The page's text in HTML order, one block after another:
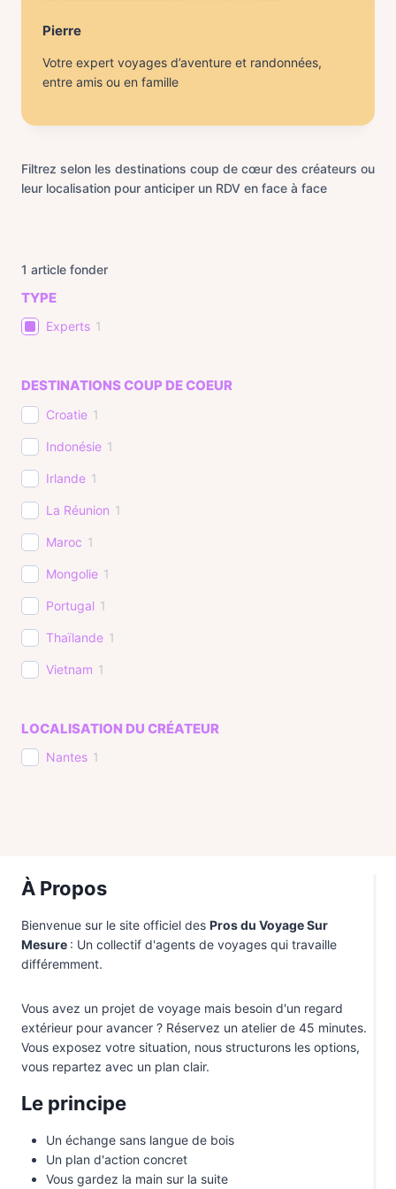
Pierre
Votre expert voyages d’aventure et randonnées,
entre amis ou en famille
Filtrez selon les destinations coup de cœur des créateurs ou
leur localisation pour anticiper un RDV en face à face
1 article fonder
TYPE
Experts 1
DESTINATIONS COUP DE COEUR
Croatie 1
Indonésie 1
Irlande 1
La Réunion 1
Maroc 1
Mongolie 1
Portugal 1
Thaïlande 1
Vietnam 1
LOCALISATION DU CRÉATEUR
Nantes 1
À Propos
Bienvenue sur le site officiel des Pros du Voyage Sur
Mesure : Un collectif d'agents de voyages qui travaille
différemment.
Vous avez un projet de voyage mais besoin d'un regard
extérieur pour avancer ? Réservez un atelier de 45 minutes.
Vous exposez votre situation, nous structurons les options,
vous repartez avec un plan clair.
Le principe
Un échange sans langue de bois
Un plan d'action concret
Vous gardez la main sur la suite